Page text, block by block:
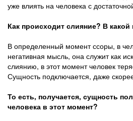
уже влиять на человека с
Как происходит слияние? В какой
В определенный момент ссоры, в
негативная мысль, она служит как
слиянию, в этот момент человек
Сущность подключается, даже
То есть, получается, сущность
человека в этот момент?